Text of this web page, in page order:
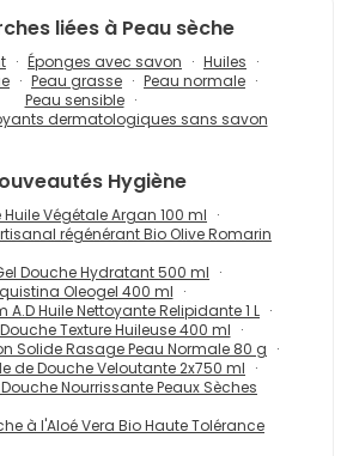
liées à Peau sèche
Éponges avec savon
Huiles
Peau grasse
Peau normale
Peau sensible
dermatologiques sans savon
Hygiène
Végétale Argan 100 ml
régénérant Bio Olive Romarin
Douche Hydratant 500 ml
Oleogel 400 ml
A.D Huile Nettoyante Relipidante 1 L
Texture Huileuse 400 ml
Solide Rasage Peau Normale 80 g
de Douche Veloutante 2x750 ml
Nourrissante Peaux Sèches
à l'Aloé Vera Bio Haute Tolérance